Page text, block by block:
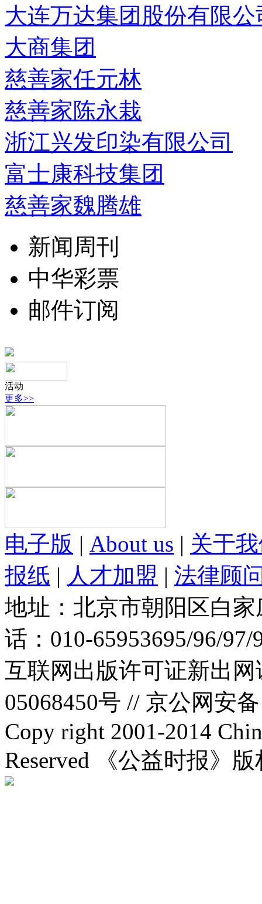
大连万达集团股份有限公
大商集团
慈善家任元林
慈善家陈永栽
浙江兴发印染有限公司
富士康科技集团
慈善家魏腾雄
新闻周刊
中华彩票
邮件订阅
活动
更多>>
电子版 | About us | 关于
报纸 | 人才加盟 | 法律顾
地址：北京市朝阳区白
话：010-65953695/96/
互联网出版许可证新出
05068450号 // 京公网安
Copy right 2001-2014
Reserved 《公益时报》